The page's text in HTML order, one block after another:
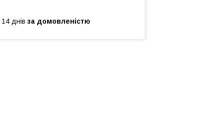
днів за домовленістю